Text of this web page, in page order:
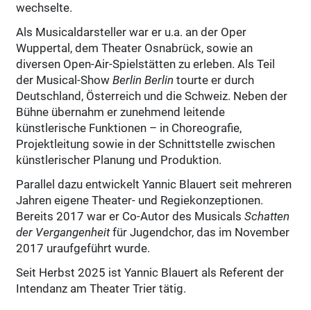
wechselte.
Als Musicaldarsteller war er u.a. an der Oper
Wuppertal, dem Theater Osnabrück, sowie an
diversen Open-Air-Spielstätten zu erleben. Als Teil
der Musical-ShowBerlin Berlin tourte er durch
Deutschland, Österreich und die Schweiz. Neben der
Bühne übernahm er zunehmend leitende
künstlerische Funktionen – in Choreografie,
Projektleitung sowie in der Schnittstelle zwischen
künstlerischer Planung und Produktion.
Parallel dazu entwickelt Yannic Blauert seit mehreren
Jahren eigene Theater- und Regiekonzeptionen.
Bereits 2017 war er Co-Autor des MusicalsSchatten
der Vergangenheitfür Jugendchor, das im November
2017 uraufgeführt wurde.
Seit Herbst 2025 ist Yannic Blauert als Referent der
Intendanz am Theater Trier tätig.